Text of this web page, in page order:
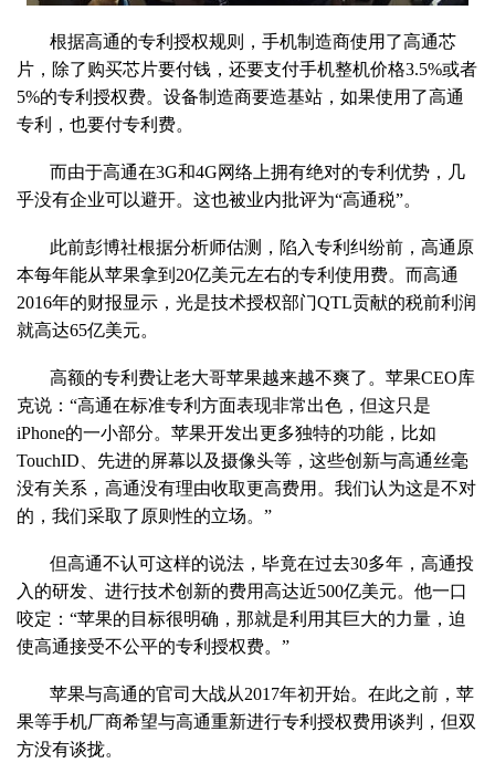
根据高通的专利授权规则，手机制造商使用了高通芯
片，除了购买芯片要付钱，还要支付手机整机价格3.5%或者
5%的专利授权费。设备制造商要造基站，如果使用了高通
专利，也要付专利费。
而由于高通在3G和4G网络上拥有绝对的专利优势，几
乎没有企业可以避开。这也被业内批评为“高通税”。
此前彭博社根据分析师估测，陷入专利纠纷前，高通原
本每年能从苹果拿到20亿美元左右的专利使用费。而高通
2016年的财报显示，光是技术授权部门QTL贡献的税前利润
就高达65亿美元。
高额的专利费让老大哥苹果越来越不爽了。苹果CEO库
克说：“高通在标准专利方面表现非常出色，但这只是
iPhone的一小部分。苹果开发出更多独特的功能，比如
TouchID、先进的屏幕以及摄像头等，这些创新与高通丝毫
没有关系，高通没有理由收取更高费用。我们认为这是不对
的，我们采取了原则性的立场。”
但高通不认可这样的说法，毕竟在过去30多年，高通投
入的研发、进行技术创新的费用高达近500亿美元。他一口
咬定：“苹果的目标很明确，那就是利用其巨大的力量，迫
使高通接受不公平的专利授权费。”
苹果与高通的官司大战从2017年初开始。在此之前，苹
果等手机厂商希望与高通重新进行专利授权费用谈判，但双
方没有谈拢。